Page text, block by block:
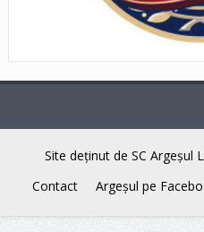
Site deţinut de SC Argeşul
Contact
Argeşul pe